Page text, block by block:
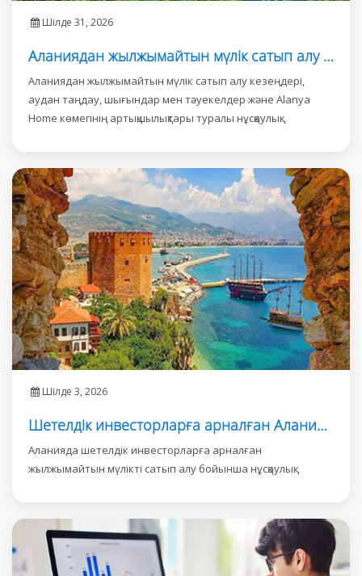
Шілде 31, 2026
Аланиядан жылжымайтын мүлік сатып алу нұсқаулығы
Аланиядан жылжымайтын мүлік сатып алу кезеңдері,
аудан таңдау, шығындар мен тәуекелдер және Alanya
Home көмегінің артықшылықтары туралы нұсқаулық.
Шілде 3, 2026
Шетелдік инвесторларға арналған Аланияда жылжымайтын мүлікті сатып алу
Аланияда шетелдік инвесторларға арналған
жылжымайтын мүлікті сатып алу бойынша нұсқаулық.